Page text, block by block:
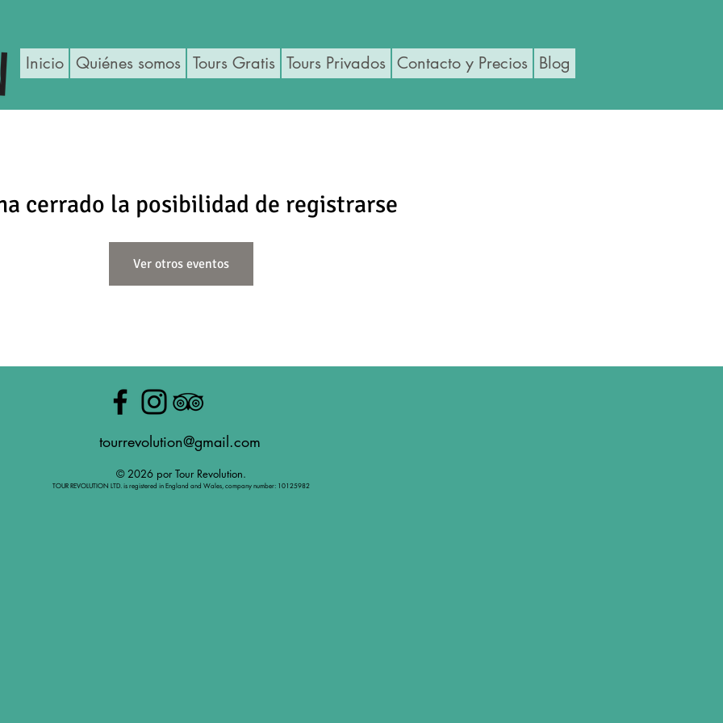
Inicio Quiénes somos Tours Gratis Tours Privados Contacto y Precios Blog
cerrado la posibilidad de registrarse
Ver otros eventos
tourrevolution@gmail.com
© 2026 por Tour Revolution.
TOUR REVOLUTION LTD. is registered in England and Wales, company number: 10125982